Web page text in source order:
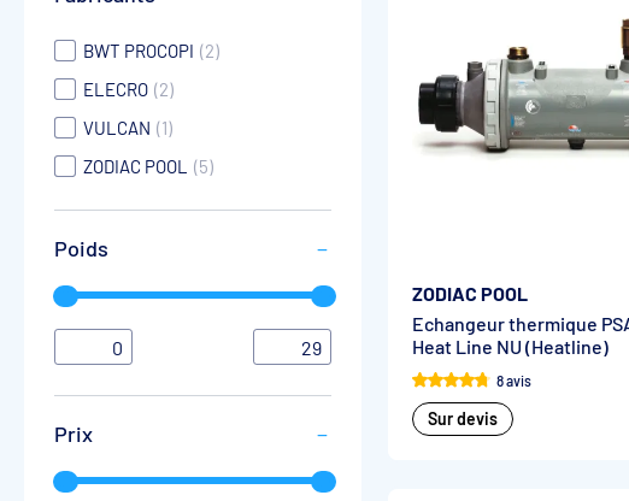
BWT PROCOPI (2)
ELECRO (2)
VULCAN (1)
ZODIAC POOL
(5)
Poids
0 29
Prix
ZODIAC POOL
Echangeur thermique
Heat Line NU (Heatline)
8 avis
Sur devis